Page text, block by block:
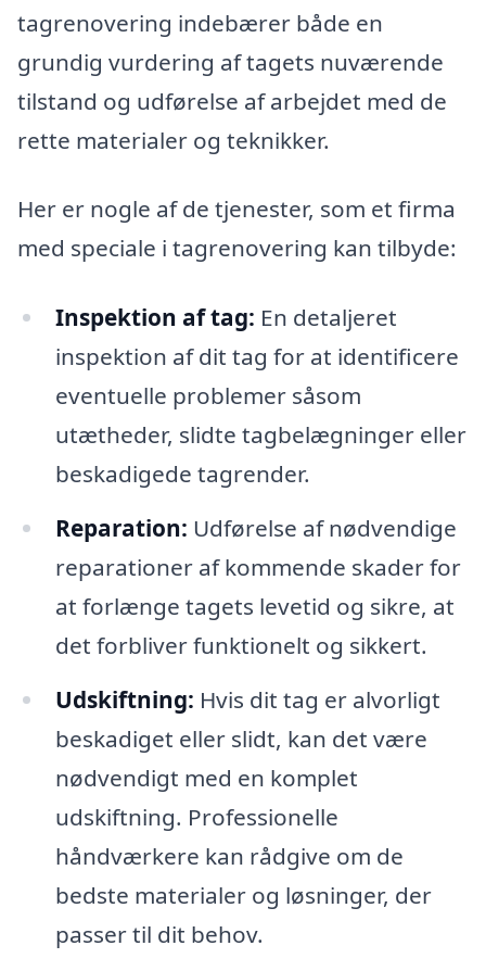
tagrenovering indebærer både en
grundig vurdering af tagets nuværende
tilstand og udførelse af arbejdet med de
rette materialer og teknikker.
Her er nogle af de tjenester, som et firma
med speciale i tagrenovering kan tilbyde:
Inspektion af tag: En detaljeret
inspektion af dit tag for at identificere
eventuelle problemer såsom
utætheder, slidte tagbelægninger eller
beskadigede tagrender.
Reparation: Udførelse af nødvendige
reparationer af kommende skader for
at forlænge tagets levetid og sikre, at
det forbliver funktionelt og sikkert.
Udskiftning: Hvis dit tag er alvorligt
beskadiget eller slidt, kan det være
nødvendigt med en komplet
udskiftning. Professionelle
håndværkere kan rådgive om de
bedste materialer og løsninger, der
passer til dit behov.